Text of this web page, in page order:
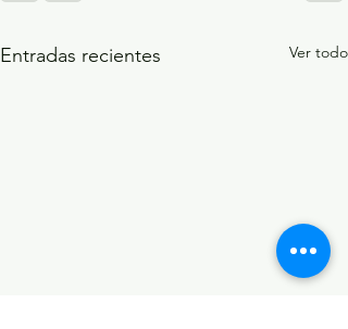
Entradas recientes Ver todo